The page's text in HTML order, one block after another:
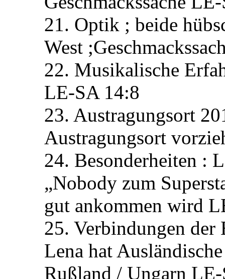
21. Optik ; beide
West
22. Musikalische
LE-SA 14:8
23. Austragungsort
Austragungsort
24. Besonderheiten :
„Nobody zum
gut ankommen wird
25. Verbindungen
Lena hat
Rußland / Ungarn